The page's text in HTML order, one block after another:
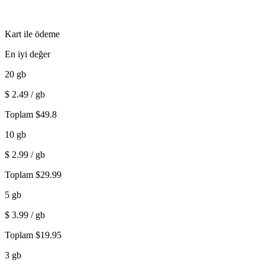
Kart ile ödeme
En iyi değer
20 gb
$ 2.49 / gb
Toplam $49.8
10 gb
$ 2.99 / gb
Toplam $29.99
5 gb
$ 3.99 / gb
Toplam $19.95
3 gb